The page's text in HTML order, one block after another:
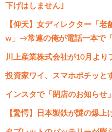
下げはしません｣
【仰天】女ディレクター「
w」→常連の俺が電話一本で
川上産業株式会社が10月より
投資家ワイ、スマホポチッと
インスタで「閉店のお知らせ
【驚愕】日本製鉄が謎の爆上